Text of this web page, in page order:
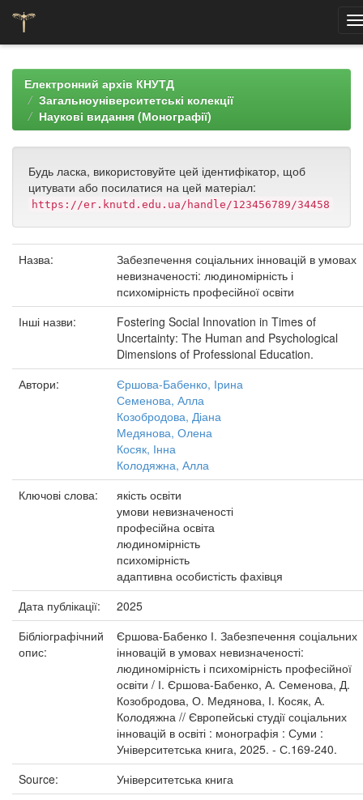
navigationЕлектронний архів КНУТД
Загальноуніверситетські колекції
Наукові видання (Монографії)
Будь ласка, використовуйте цей ідентифікатор, щоб
цитувати або посилатися на цей матеріал:
https://er.knutd.edu.ua/handle/123456789/34458
Назва:
Забезпечення соціальних інновацій в умовах
невизначеності: людиномірність і
психомірність професійної освіти
Інші назви:
Fostering Social Innovation in Times of
Uncertainty: The Human and Psychological
Dimensions of Professional Education.
Автори:
Єршова-Бабенко, Ірина
Семенова, Алла
Козобродова, Діана
Медянова, Олена
Косяк, Інна
Колодяжна, Алла
Ключові слова:
якість освіти
умови невизначеності
професійна освіта
людиномірність
психомірність
адаптивна особистість фахівця
Дата публікації:
2025
Бібліографічний
опис:
Єршова-Бабенко І. Забезпечення соціальних
інновацій в умовах невизначеності:
людиномірність і психомірність професійної
освіти / І. Єршова-Бабенко, А. Семенова, Д.
Козобродова, О. Медянова, І. Косяк, А.
Колодяжна // Європейські студії соціальних
інновацій в освіті : монографія : Суми :
Університетська книга, 2025. - С.169-240.
Source:
Університетська книга